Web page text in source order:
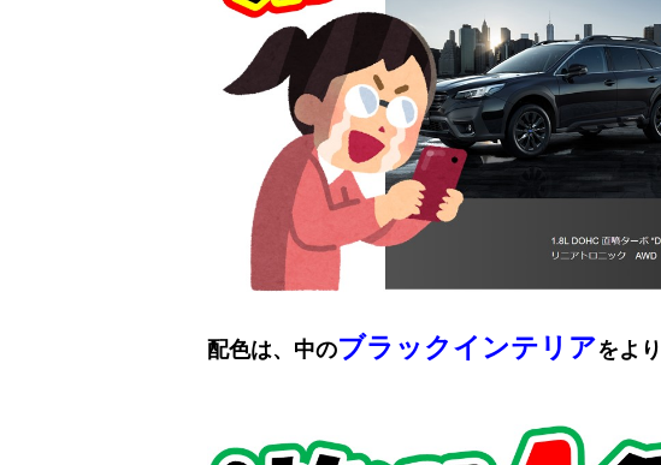
配色は、中のブラックインテリアをよ